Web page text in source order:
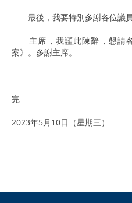
最後，我要特別多謝各位議員
主席，我謹此陳辭，懇請
案》。多謝主席。
完
2023年5月10日（星期三）